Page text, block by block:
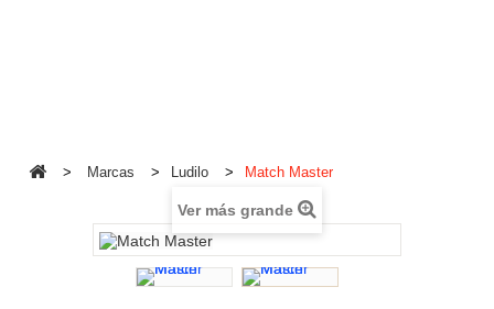
> Marcas > Ludilo > Match Master
Ver más grande